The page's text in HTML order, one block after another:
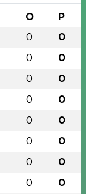
O P
0 0
0 0
0 0
0 0
0 0
0 0
0 0
0 0